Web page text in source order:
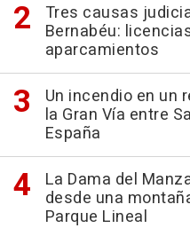
Tres causas
Bernabéu:
aparcamientos
Un incendio en un
la Gran Vía entre
España
La Dama del
desde una
Parque Lineal